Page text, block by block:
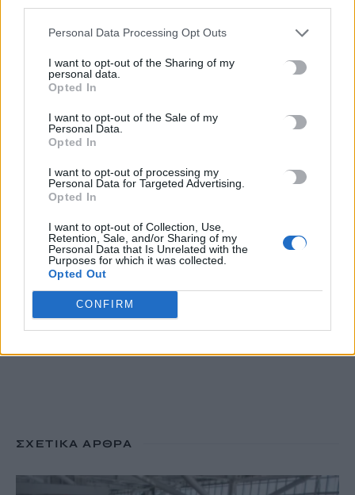
Personal Data Processing Opt Outs
I want to opt-out of the Sharing of my
personal data.
Opted In
I want to opt-out of the Sale of my
Personal Data.
Opted In
I want to opt-out of processing my
Personal Data for Targeted Advertising.
Opted In
I want to opt-out of Collection, Use,
Retention, Sale, and/or Sharing of my
Personal Data that Is Unrelated with the
Purposes for which it was collected.
Opted Out
CONFIRM
Φωτιά στον Κουβαρά Αττικής: Καίει κοντά σε οικισμό, ήχησε
10 Αυγούστου, 2026
Τουρισμός για Όλους 2026: Από σήμερα κατάθεση αιτήσεων
ανεξάρτητα από το τελευταίο ψηφίο του ΑΦΜ
Απεσωκάρι: Ο Πολιτιστικός Σύλλογος πήρε το όνομα του
10 Αυγούστου, 2026
ΣΧΕΤΙΚΆ ΆΡΘΡΑ